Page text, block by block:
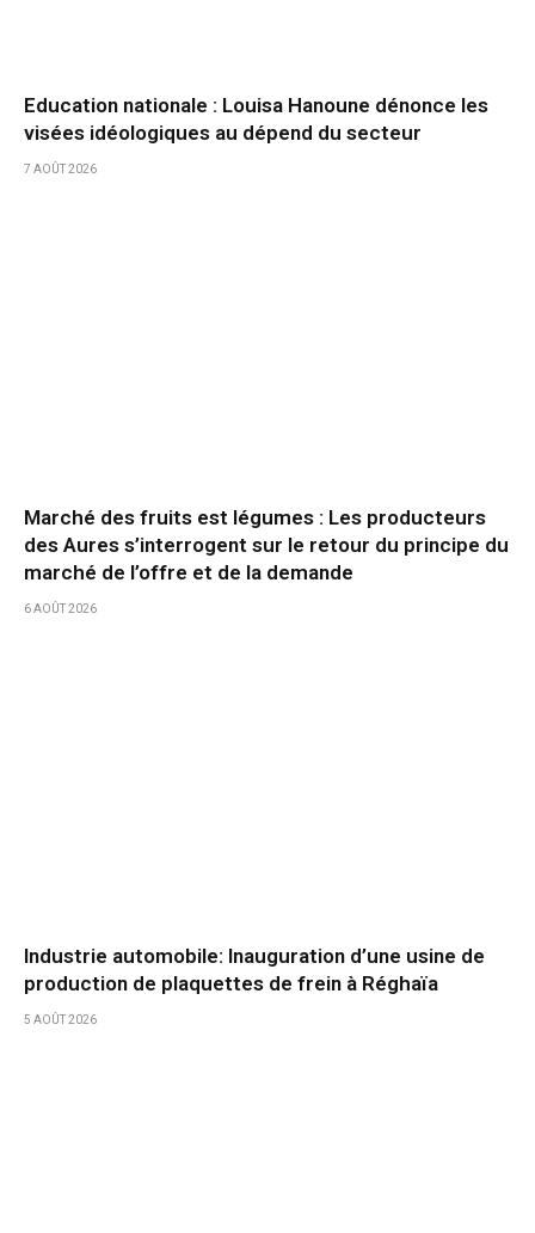
Education nationale : Louisa Hanoune dénonce les
visées idéologiques au dépend du secteur
7 AOÛT 2026
Marché des fruits est légumes : Les producteurs
des Aures s’interrogent sur le retour du principe du
marché de l’offre et de la demande
6 AOÛT 2026
Industrie automobile: Inauguration d’une usine de
production de plaquettes de frein à Réghaïa
5 AOÛT 2026